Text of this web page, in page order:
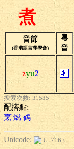
煮
音節
(香港語言學學會)
粵
音
zyu2
搜索次數: 31585
配搭點:
烹 燃 鶴
Unicode:
U+716E